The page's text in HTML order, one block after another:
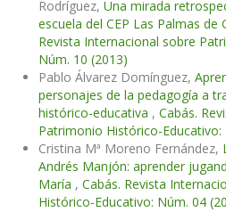
Rodríguez, Una mirada
escuela del CEP Las Palmas de
Revista Internacional sobre
Núm. 10 (2013)
Pablo Álvarez Domínguez,
personajes de la pedagogía a
histórico-educativa , Cabás.
Patrimonio Histórico-Educativo:
Cristina Mª Moreno Fernández,
Andrés Manjón: aprender
María , Cabás. Revista
Histórico-Educativo: Núm. 04